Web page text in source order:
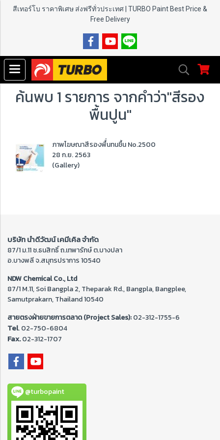
สีเทอร์โบ ราคาพิเศษ ส่งฟรีทั่วประเทศ | TURBO Paint Best Price &
Free Delivery
ค้นพบ 1 รายการ จากคำว่า"สีรอง
พื้นปูน"
ภาพโฆษณาสีรองพื้่นทนชื้น No.2500
28 ก.ย. 2563
(Gallery)
บริษัท นำดีวัฒน์ เคมีเคิล จำกัด
87/1 ม.11 ซ.ธนสิทธิ์ ถ.เทพารักษ์ ต.บางปลา
อ.บางพลี จ.สมุทรปราการ 10540
NDW Chemical Co., Ltd
87/1 M.11, Soi Bangpla 2, Theparak Rd., Bangpla, Bangplee,
Samutprakarn, Thailand 10540
สายตรงฝ่ายขายการตลาด (Project Sales):02-312-1755-6
Tel. 02-750-6804
Fax.02-312-1707
@turbopaint